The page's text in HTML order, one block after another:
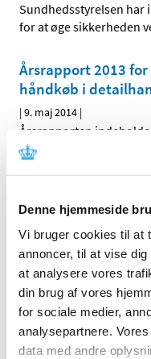
Denne hjemmeside
Vi bruger cookies til at
annoncer, til at vise
at analysere vores
din brug af vores
for sociale medier,
analysepartnere.
data med andre
Sundhedsstyrelsen har
for at øge sikkerheden
Årsrapport 2013
håndkøb i
|9. maj 2014 |
Årsrapporten
inspektioner af
laboratoriekontrol
|5. maj 2014|
netværk, der bliver
Årsrapport 2013 -
|21. marts 2014|
Årsrapporten for 2013